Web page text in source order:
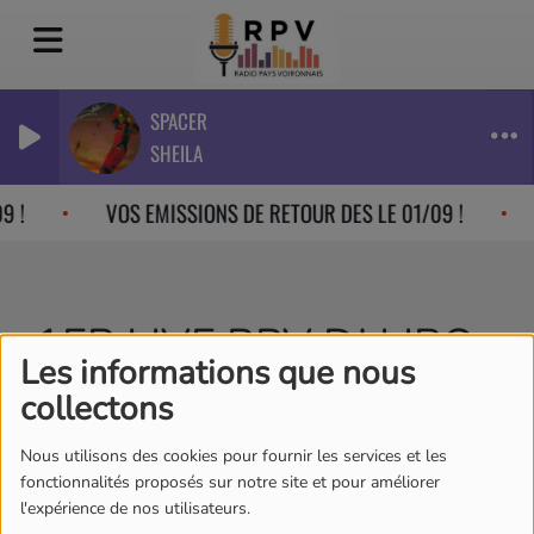
Les informations que nous
collectons
Nous utilisons des cookies pour fournir les services et les
fonctionnalités proposés sur notre site et pour améliorer
l'expérience de nos utilisateurs.
SPACER
SHEILA
! VOS EMISSIONS DE RETOUR DES LE 01/09 !
1ER LIVE RPV DJ LIBO
MUSIC RETRO MIX EN
PUBLIC